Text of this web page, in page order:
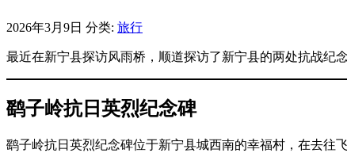
2026年3月9日 分类: 旅行
最近在新宁县探访风雨桥，顺道探访了新宁县的两处抗战纪
鹞子岭抗日英烈纪念碑
鹞子岭抗日英烈纪念碑位于新宁县城西南的幸福村，在去往